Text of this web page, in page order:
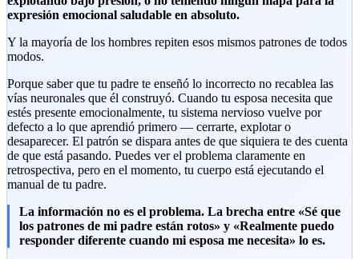
expresión emocional saludable en absoluto.
Y la mayoría de los hombres repiten esos mismos patrones de todos
modos.
Porque saber que tu padre te enseñó lo incorrecto no recablea las
vías neuronales que él construyó. Cuando tu esposa necesita que
estés presente emocionalmente, tu sistema nervioso vuelve por
defecto a lo que aprendió primero — cerrarte, explotar o
desaparecer. El patrón se dispara antes de que siquiera te des cuenta
de que está pasando. Puedes ver el problema claramente en
retrospectiva, pero en el momento, tu cuerpo está ejecutando el
manual de tu padre.
La información no es el problema. La brecha entre «Sé que
los patrones de mi padre están rotos» y «Realmente puedo
responder diferente cuando mi esposa me necesita» lo es.